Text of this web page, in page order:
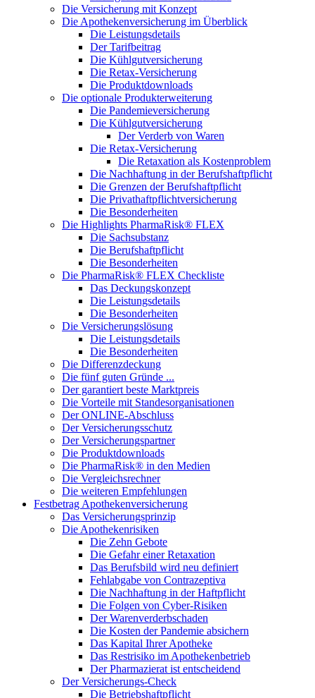
Die Versicherung mit Konzept
Die Apothekenversicherung im Überblick
Die Leistungsdetails
Der Tarifbeitrag
Die Kühlgutversicherung
Die Retax-Versicherung
Die Produktdownloads
Die optionale Produkterweiterung
Die Pandemieversicherung
Die Kühlgutversicherung
Der Verderb von Waren
Die Retax-Versicherung
Die Retaxation als Kostenproblem
Die Nachhaftung in der Berufshaftpflicht
Die Grenzen der Berufshaftpflicht
Die Privathaftpflichtversicherung
Die Besonderheiten
Die Highlights PharmaRisk® FLEX
Die Sachsubstanz
Die Berufshaftpflicht
Die Besonderheiten
Die PharmaRisk® FLEX Checkliste
Das Deckungskonzept
Die Leistungsdetails
Die Besonderheiten
Die Versicherungslösung
Die Leistungsdetails
Die Besonderheiten
Die Differenzdeckung
Die fünf guten Gründe ...
Der garantiert beste Marktpreis
Die Vorteile mit Standesorganisationen
Der ONLINE-Abschluss
Der Versicherungsschutz
Der Versicherungspartner
Die Produktdownloads
Die PharmaRisk® in den Medien
Die Vergleichsrechner
Die weiteren Empfehlungen
Festbetrag Apothekenversicherung
Das Versicherungsprinzip
Die Apothekenrisiken
Die Zehn Gebote
Die Gefahr einer Retaxation
Das Berufsbild wird neu definiert
Fehlabgabe von Contrazeptiva
Die Nachhaftung in der Haftpflicht
Die Folgen von Cyber-Risiken
Der Warenverderbschaden
Die Kosten der Pandemie absichern
Das Kapital Ihrer Apotheke
Das Restrisiko im Apothekenbetrieb
Der Pharmazierat ist entscheidend
Der Versicherungs-Check
Die Betriebshaftpflicht